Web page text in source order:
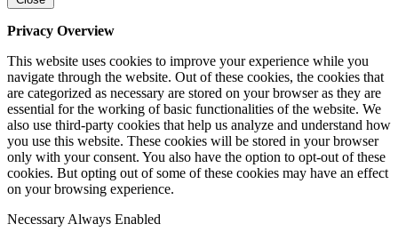
Privacy Overview
This website uses cookies to improve your experience while you
navigate through the website. Out of these cookies, the cookies that
are categorized as necessary are stored on your browser as they are
essential for the working of basic functionalities of the website. We
also use third-party cookies that help us analyze and understand how
you use this website. These cookies will be stored in your browser
only with your consent. You also have the option to opt-out of these
cookies. But opting out of some of these cookies may have an effect
on your browsing experience.
Necessary Always Enabled